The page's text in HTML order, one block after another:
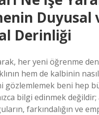
Duyusal
Derinliği
her yeni öğrenme
hem de kalbinin nasıl
gözlemlemek beni hep
bilgi edinmek değildir;
farkındalığın ve